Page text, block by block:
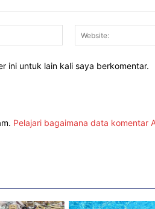
Email:*
ini untuk lain kali saya berkomentar.
Pelajari bagaimana data komentar